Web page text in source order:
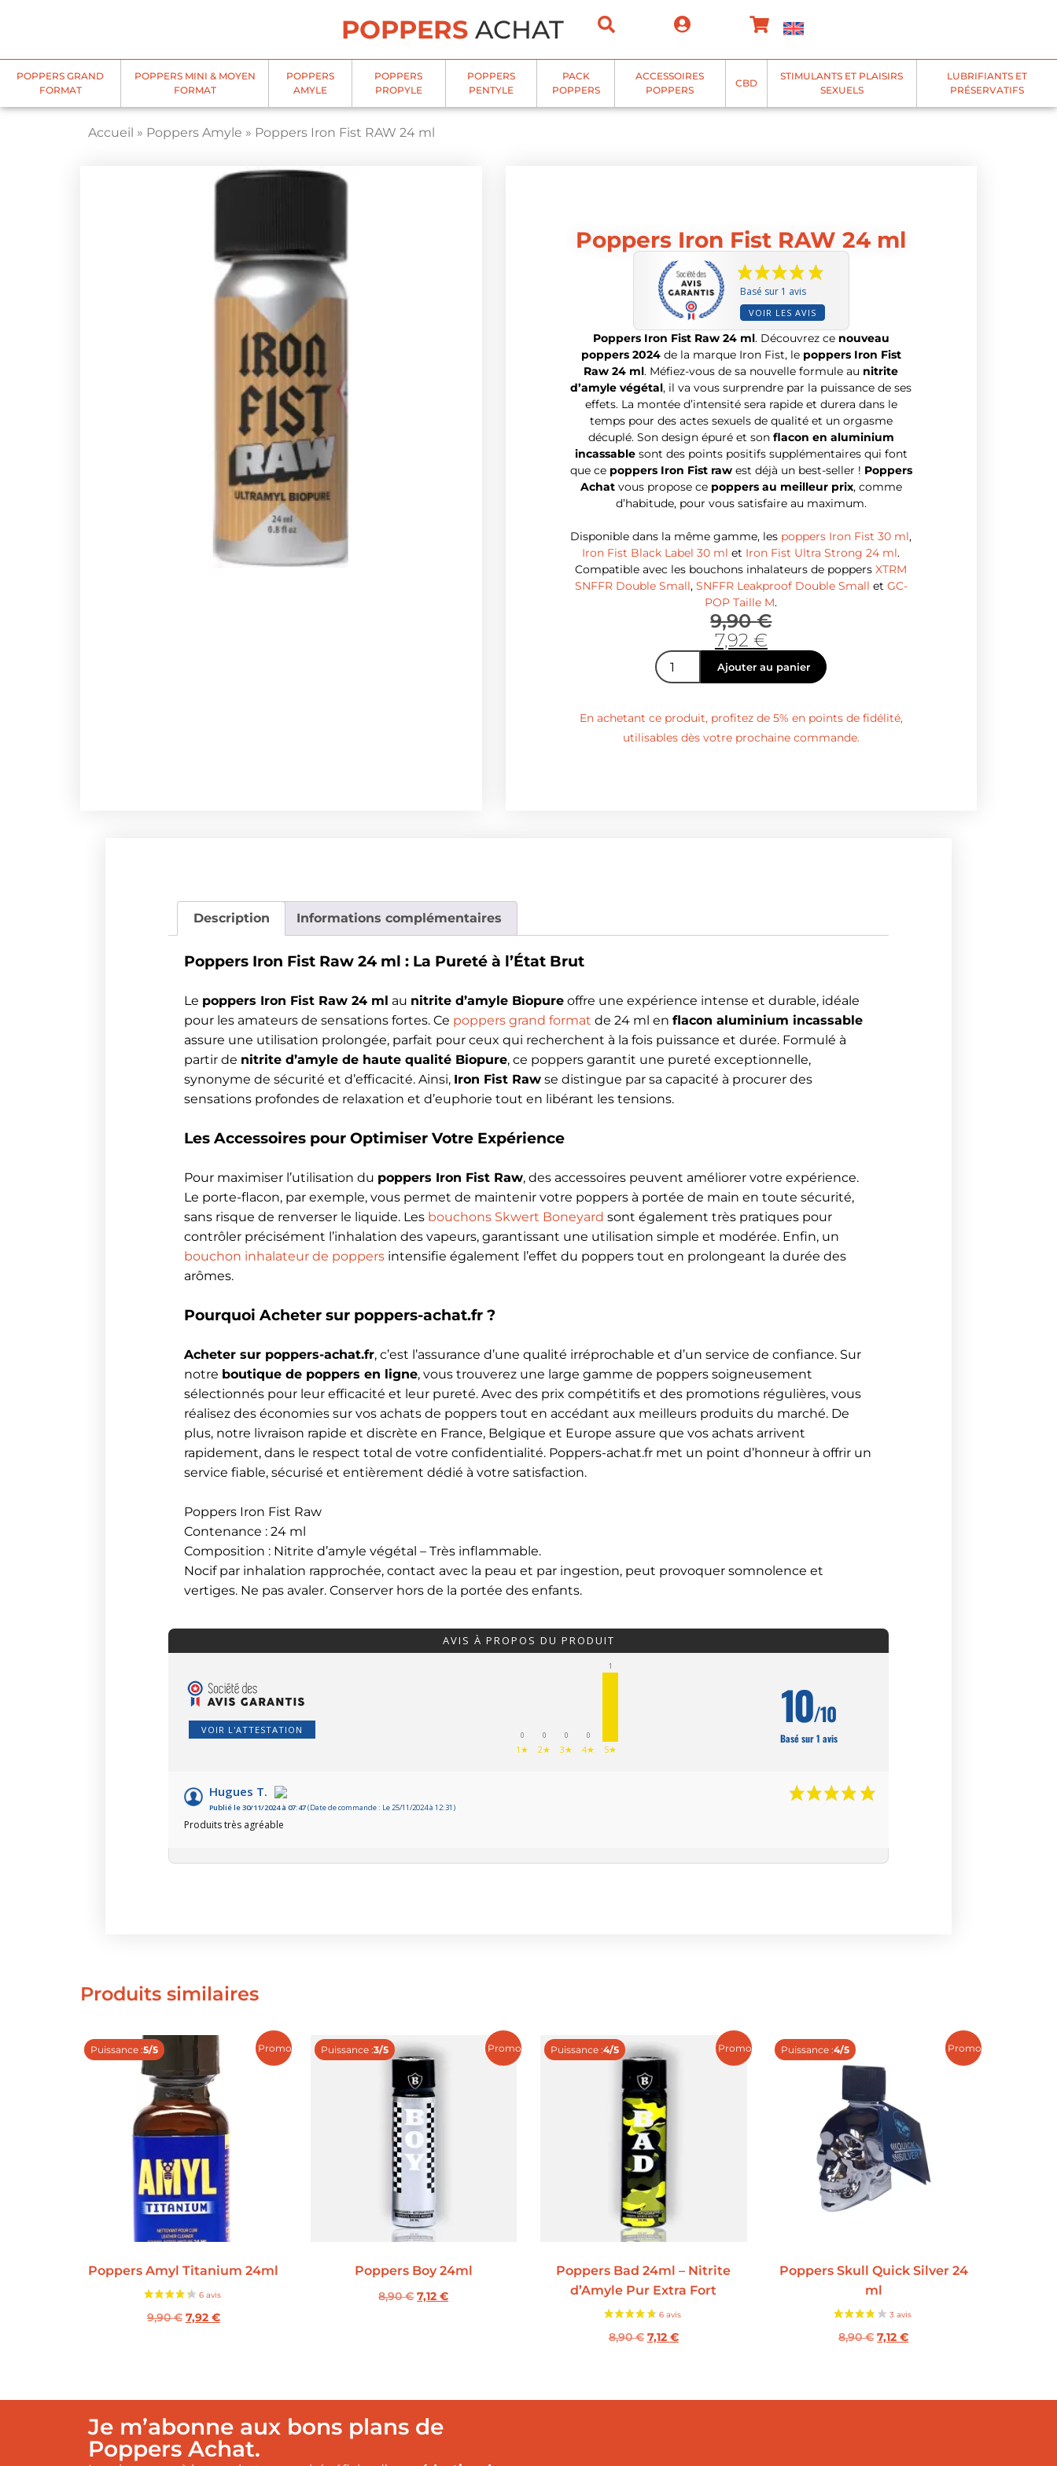
POPPERSACHAT
POPPERS GRAND
FORMAT
POPPERS MINI & MOYEN
FORMAT
POPPERS
AMYLE
POPPERS
PROPYLE
POPPERS
PENTYLE
PACK
POPPERS
ACCESSOIRES
POPPERS
CBD
STIMULANTS ET PLAISIRS
SEXUELS
LUBRIFIANTS ET
PRÉSERVATIFS
Accueil » Poppers Amyle » Poppers Iron Fist RAW 24 ml
Poppers Iron Fist RAW 24 ml
Basé sur 1 avis
VOIR LES AVIS
Poppers Iron Fist Raw 24 ml. Découvrez ce nouveau
poppers 2024de la marque Iron Fist, le poppers Iron Fist
Raw 24 ml. Méfiez-vous de sa nouvelle formule au nitrite
d’amyle végétal, il va vous surprendre par la puissance de ses
effets. La montée d’intensité sera rapide et durera dans le
temps pour des actes sexuels de qualité et un orgasme
décuplé. Son design épuré et son flacon en aluminium
incassablesont des points positifs supplémentaires qui font
que ce poppers Iron Fist rawest déjà un best-seller ! Poppers
Achatvous propose ce poppers au meilleur prix, comme
d’habitude, pour vous satisfaire au maximum.
Disponible dans la même gamme, les poppers Iron Fist 30 ml,
Iron Fist Black Label 30 ml et Iron Fist Ultra Strong 24 ml.
Compatible avec les bouchons inhalateurs de poppersXTRM
SNFFR Double Small, SNFFR Leakproof Double Small et GC-
POP Taille M.
9,90€
7,92 €
Ajouter au panier
En achetant ce produit, profitez de 5% en points de fidélité,
utilisables dès votre prochaine commande.
Description Informations complémentaires
Poppers Iron Fist Raw 24 ml : La Pureté à l’État Brut
Le poppers Iron Fist Raw 24 ml au nitrite d’amyle Biopure offre une expérience intense et durable, idéale
pour les amateurs de sensations fortes. Ce poppers grand format de 24 ml enflacon aluminium incassable
assure une utilisation prolongée, parfait pour ceux qui recherchent à la fois puissance et durée. Formulé à
partir de nitrite d’amyle de haute qualité Biopure, ce poppers garantit une pureté exceptionnelle,
synonyme de sécurité et d’efficacité. Ainsi, Iron Fist Raw se distingue par sa capacité à procurer des
sensations profondes de relaxation et d’euphorie tout en libérant les tensions.
Les Accessoires pour Optimiser Votre Expérience
Pour maximiser l’utilisation du poppers Iron Fist Raw, des accessoires peuvent améliorer votre expérience.
Le porte-flacon, par exemple, vous permet de maintenir votre poppers à portée de main en toute sécurité,
sans risque de renverser le liquide. Les bouchons Skwert Boneyard sont également très pratiques pour
contrôler précisément l’inhalation des vapeurs, garantissant une utilisation simple et modérée. Enfin, un
bouchon inhalateur de poppers intensifie également l’effet du poppers tout en prolongeant la durée des
arômes.
Pourquoi Acheter sur poppers-achat.fr ?
Acheter sur poppers-achat.fr, c’est l’assurance d’une qualité irréprochable et d’un service de confiance. Sur
notre boutique de poppers en ligne, vous trouverez une large gamme de poppers soigneusement
sélectionnés pour leur efficacité et leur pureté. Avec des prix compétitifs et des promotions régulières, vous
réalisez des économies sur vos achats de poppers tout en accédant aux meilleurs produits du marché. De
plus, notre livraison rapide et discrète en France, Belgique et Europe assure que vos achats arrivent
rapidement, dans le respect total de votre confidentialité. Poppers-achat.fr met un point d’honneur à offrir un
service fiable, sécurisé et entièrement dédié à votre satisfaction.
Poppers Iron Fist Raw
Contenance : 24 ml
Composition : Nitrite d’amyle végétal – Très inflammable.
Nocif par inhalation rapprochée, contact avec la peau et par ingestion, peut provoquer somnolence et
vertiges. Ne pas avaler. Conserver hors de la portée des enfants.
AVIS À PROPOS DU PRODUIT
VOIR L'ATTESTATION 0
1★
0
2★
0
3★
0
4★
1
5★
10/10
Basé sur 1 avis
Hugues T.
Publié le 30/11/2024 à 07:47(Date de commande : Le 25/11/2024 à 12:31)
Produits très agréable
Produits similaires
Promo !
Puissance :5/5
Poppers Amyl Titanium 24ml
9,90€ 7,92 €
Promo !
Puissance :3/5
Poppers Boy 24ml
8,90€ 7,12€
Promo !
Puissance :4/5
Poppers Bad 24ml – Nitrite
d’Amyle Pur Extra Fort
8,90€ 7,12 €
Promo !
Puissance :4/5
Poppers Skull Quick Silver 24
ml
8,90€ 7,12€
Je m’abonne aux bons plans de
Poppers Achat.